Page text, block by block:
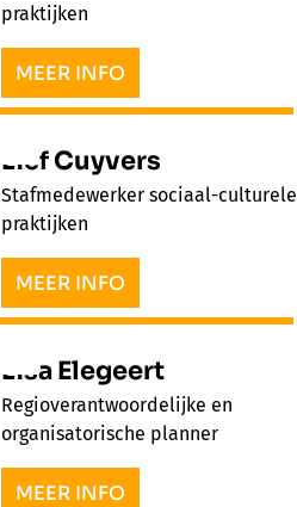
praktijken
MEER INFO
Lief Cuyvers
Stafmedewerker sociaal-culturele
praktijken
MEER INFO
Lisa Elegeert
Regioverantwoordelijke en
organisatorische planner
MEER INFO